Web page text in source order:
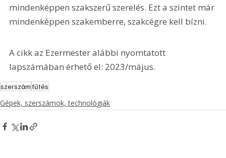
mindenképpen szakszerű szerelés. Ezt a szintet már
mindenképpen szakemberre, szakcégre kell bízni.
A cikk az Ezermester alábbi nyomtatott
lapszámában érhető el: 2023/május.
szerszámfűtés
Gépek, szerszámok, technológiák